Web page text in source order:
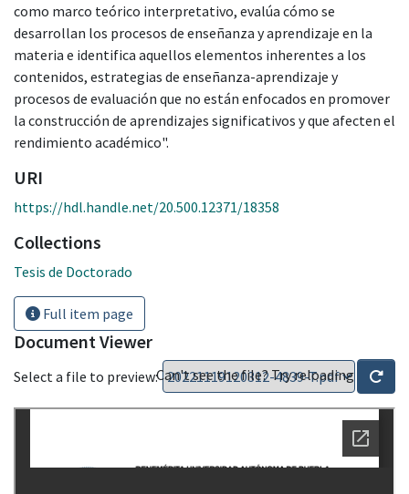
como marco teórico interpretativo, evalúa cómo se
desarrollan los procesos de enseñanza y aprendizaje en la
materia e identifica aquellos elementos inherentes a los
contenidos, estrategias de enseñanza-aprendizaje y
procesos de evaluación que no están enfocados en promover
la construcción de aprendizajes significativos y que afecten el
rendimiento académico".
URI
https://hdl.handle.net/20.500.12371/18358
Collections
Tesis de Doctorado
Full item page
Document Viewer
Select a file to preview:Can't see the file? Try reloading